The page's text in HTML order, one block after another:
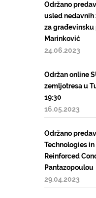
Održano
usled nedavnih
za građevinsku
Marinković
24.06.2023
Održan online
zemljotresa u
19:30
16.05.2023
Održano
Technologies
Reinforced
Pantazopoulou
29.04.2023